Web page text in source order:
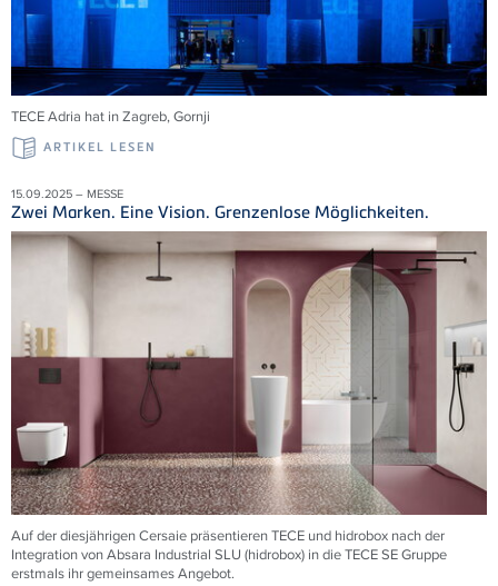
TECE Adria hat in Zagreb,Gornji
ARTIKEL LESEN
15.09.2025 – MESSE
Zwei Marken. Eine Vision. Grenzenlose Möglichkeiten.
Auf der diesjährigen Cersaie präsentieren TECE und hidrobox nach der
Integration von Absara Industrial SLU (hidrobox) in die TECE SE Gruppe
erstmals ihr gemeinsames Angebot.